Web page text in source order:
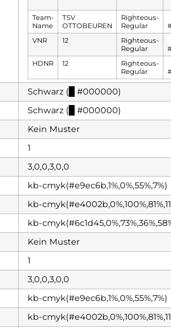
Team-
Name
TSV
OTTOBEUREN
Righteous-
Regular
VNR
12
Righteous-
Regular
HDNR
12
Righteous-
Regular
Schwarz (
#000000)
Schwarz (
#000000)
Kein Muster
1
3,0,0,3,0,0
kb-cmyk(#e9ec6b,1%,0%,55%,7%)
kb-
kb-
Kein Muster
1
3,0,0,3,0,0
kb-cmyk(#e9ec6b,1%,0%,55%,7%)
kb-